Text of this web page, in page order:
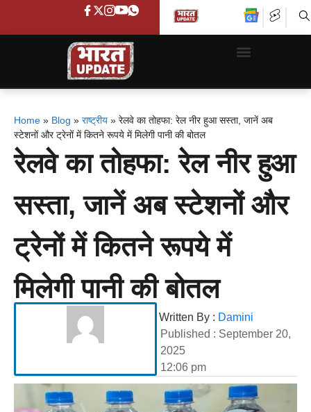
Home » Blog » राष्ट्रीय » रेलवे का तोहफा: रेल नीर हुआ सस्ता, जानें अब
स्टेशनों और ट्रेनों में कितने रूपये में मिलेगी पानी की बोतल
रेलवे का तोहफा: रेल नीर हुआ
सस्ता, जानें अब स्टेशनों और
ट्रेनों में कितने रूपये में
मिलेगी पानी की बोतल
Written By : Damini
Published : September 20,
2025
12:06 pm